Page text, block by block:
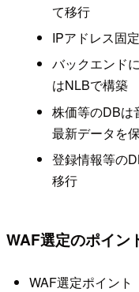
て移行
IPアドレス固
バックエンド
はNLBで構築
株価等のDBは
最新データを
登録情報等の
移行
WAF選定のポイン
WAF選定ポイント